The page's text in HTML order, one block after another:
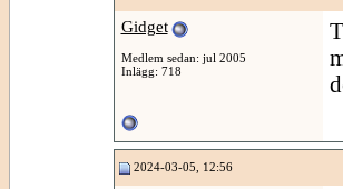
Gidget
Medlem sedan: jul 2005
Inlägg: 718
2024-03-05, 12:56